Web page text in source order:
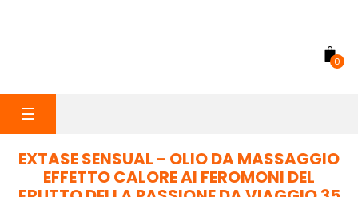
0
navigazione
☰
EXTASE SENSUAL - OLIO DA MASSAGGIO
EFFETTO CALORE AI FEROMONI DEL